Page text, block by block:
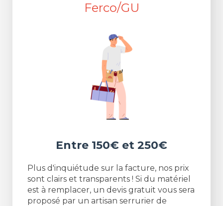
Ferco/GU
Entre 150€ et 250€
Plus d'inquiétude sur la facture, nos prix
sont clairs et transparents ! Si du matériel
est à remplacer, un devis gratuit vous sera
proposé par un artisan serrurier de